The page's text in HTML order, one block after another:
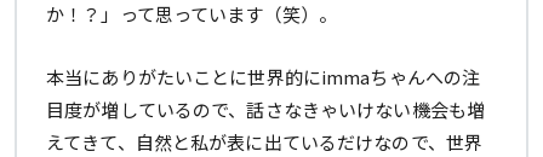
か！？」って思っています（笑）。
本当にありがたいことに世界的にimmaちゃんへの注
目度が増しているので、話さなきゃいけない機会も増
えてきて、自然と私が表に出ているだけなので、世界